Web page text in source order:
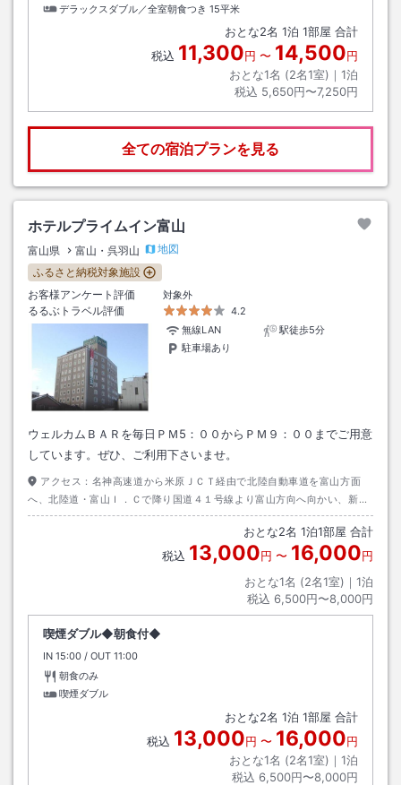
デラックスダブル／全室朝食つき 15平米
おとな2名 1泊 1部屋 合計
税込 11,300円 〜 14,500円
おとな1名 (2名1室)｜ 1泊
税込 5,650円〜7,250円
全ての宿泊プランを見る
ホテルプライムイン富山
富山県 富山・呉羽山
地図
ふるさと納税対象施設
お客様アンケート評価
対象外
るるぶトラベル評価
4.2
無線LAN
駅徒歩5分
駐車場あり
ウェルカムＢＡＲを毎日ＰＭ5：００からＰＭ９：００までご用意
しています。ぜひ、ご利用下さいませ。
アクセス： 名神高速道から米原ＪＣＴ経由で北陸自動車道を富山方面
へ、北陸道・富山Ｉ．Ｃで降り国道４１号線より富山方向へ向かい、新桜
町交差点で左折してすぐ
おとな2名 1泊1部屋 合計
税込 13,000円 〜 16,000円
おとな1名 (2名1室)｜ 1泊
税込 6,500円〜8,000円
喫煙ダブル◆朝食付◆
IN チェックイン
15:00 / OUT チェックアウト
11:00
朝食のみ
喫煙ダブル
おとな2名 1泊 1部屋 合計
税込 13,000円 〜 16,000円
おとな1名 (2名1室)｜ 1泊
税込 6,500円〜8,000円